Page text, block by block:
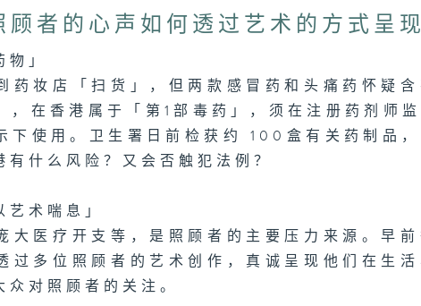
者的心声如何透过艺术的方式呈现
物」
药妆店「扫货」，但两款感冒药和头痛药怀疑含
，在香港属于「第1部毒药」，须在注册药剂师
下使用。卫生署日前检获约 100盒有关药制品，
有什么风险？又会否触犯法例？
艺术喘息」
大医疗开支等，是照顾者的主要压力来源。早前
过多位照顾者的艺术创作，真诚呈现他们在生
众对照顾者的关注。